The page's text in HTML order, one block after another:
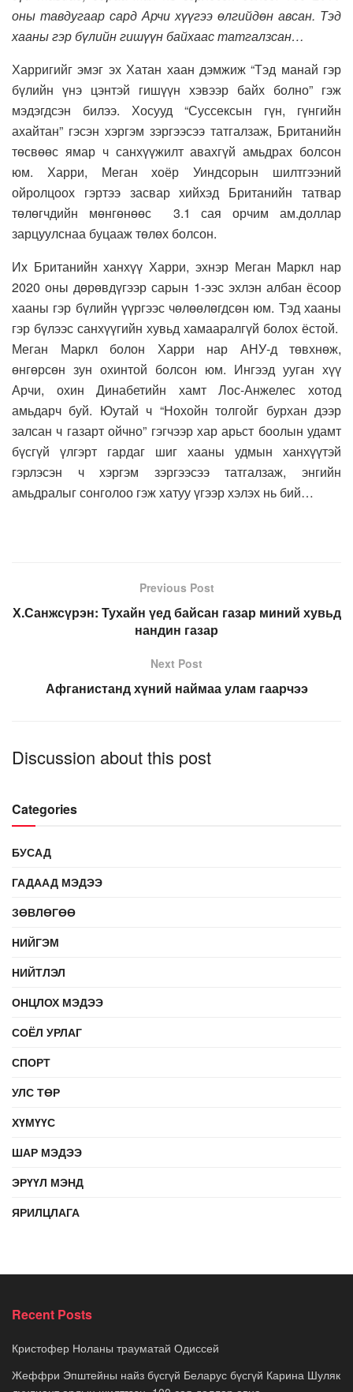
оны тавдугаар сард Арчи хүүгээ өлгийдөн авсан. Тэд
хааны гэр бүлийн гишүүн байхаас татгалзсан…
Харригийг эмэг эх Хатан хаан дэмжиж “Тэд манай гэр
бүлийн үнэ цэнтэй гишүүн хэвээр байх болно” гэж
мэдэгдсэн билээ. Хосууд “Суссексын гүн, гүнгийн
ахайтан” гэсэн хэргэм зэргээсээ татгалзаж, Британийн
төсвөөс ямар ч санхүүжилт авахгүй амьдрах болсон
юм. Харри, Меган хоёр Уиндсорын шилтгээний
ойролцоох гэртээ засвар хийхэд Британийн татвар
төлөгчдийн мөнгөнөөс 3.1 сая орчим ам.доллар
зарцуулснаа буцааж төлөх болсон.
Их Британийн ханхүү Харри, эхнэр Меган Маркл нар
2020 оны дөрөвдүгээр сарын 1-ээс эхлэн албан ёсоор
хааны гэр бүлийн үүргээс чөлөөлөгдсөн юм. Тэд хааны
гэр бүлээс санхүүгийн хувьд хамааралгүй болох ёстой.
Меган Маркл болон Харри нар АНУ-д төвхнөж,
өнгөрсөн зун охинтой болсон юм. Ингээд ууган хүү
Арчи, охин Динабетийн хамт Лос-Анжелес хотод
амьдарч буй. Юутай ч “Нохойн толгойг бурхан дээр
залсан ч газарт ойчно” гэгчээр хар арьст боолын удамт
бүсгүй үлгэрт гардаг шиг хааны удмын ханхүүтэй
гэрлэсэн ч хэргэм зэргээсээ татгалзаж, энгийн
амьдралыг сонголоо гэж хатуу үгээр хэлэх нь бий…
Previous Post
Х.Санжсүрэн: Тухайн үед байсан газар миний хувьд
нандин газар
Next Post
Афганистанд хүний наймаа улам гаарчээ
Discussion about this post
Categories
БУСАД
ГАДААД МЭДЭЭ
ЗӨВЛӨГӨӨ
НИЙГЭМ
НИЙТЛЭЛ
ОНЦЛОХ МЭДЭЭ
СОЁЛ УРЛАГ
СПОРТ
УЛС ТӨР
ХҮМҮҮС
ШАР МЭДЭЭ
ЭРҮҮЛ МЭНД
ЯРИЛЦЛАГА
Recent Posts
Кристофер Ноланы трауматай Одиссей
Жеффри Эпштейны найз бүсгүй Беларус бүсгүй Карина Шуляк